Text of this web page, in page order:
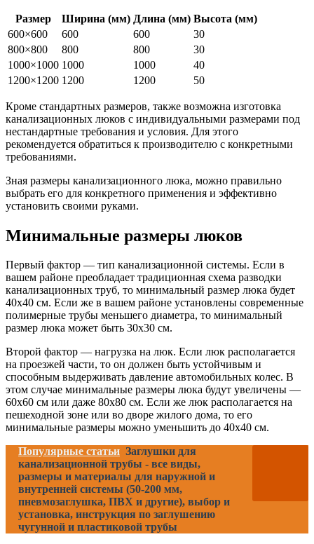
Размер Ширина (мм) Длина (мм) Высота (мм)
600×600
600 600
30
800×800
800 800
30
1000×1000 1000 1000
40
1200×1200 1200 1200 50
Кроме стандартных размеров, также возможна изготовка
канализационных люков с индивидуальными размерами под
нестандартные требования и условия. Для этого
рекомендуется обратиться к производителю с конкретными
требованиями.
Зная размеры канализационного люка, можно правильно
выбрать его для конкретного применения и эффективно
установить своими руками.
Минимальные размеры люков
Первый фактор — тип канализационной системы. Если в
вашем районе преобладает традиционная схема разводки
канализационных труб, то минимальный размер люка будет
40х40 см. Если же в вашем районе установлены современные
полимерные трубы меньшего диаметра, то минимальный
размер люка может быть 30х30 см.
Второй фактор — нагрузка на люк. Если люк располагается
на проезжей части, то он должен быть устойчивым и
способным выдерживать давление автомобильных колес. В
этом случае минимальные размеры люка будут увеличены —
60х60 см или даже 80х80 см. Если же люк располагается на
пешеходной зоне или во дворе жилого дома, то его
минимальные размеры можно уменьшить до 40х40 см.
Популярные статьи Заглушки для
канализационной трубы - все виды,
размеры и материалы для наружной и
внутренней системы (50-200 мм,
пневмозаглушка, ПВХ и другие), выбор и
установка, инструкция по заглушению
чугунной и пластиковой трубы